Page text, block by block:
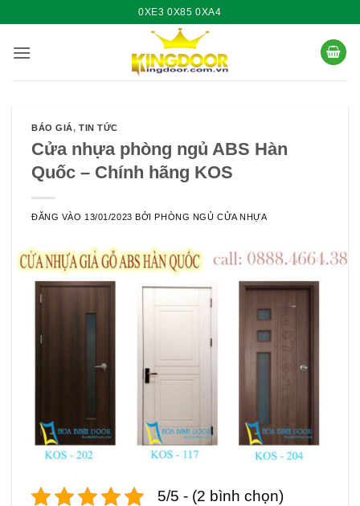
nội
0XE3 0X85 0XA4
BÁO GIÁ,TIN TỨC
Cửa nhựa phòng ngủ ABS Hàn
Quốc – Chính hãng KOS
ĐĂNG VÀO 13/01/2023 BỞIPHÒNG NGỦ CỬA NHỰA
5/5 - (2 bình chọn)